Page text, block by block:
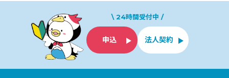
\ 24時間受付中 /
申込 法人契約